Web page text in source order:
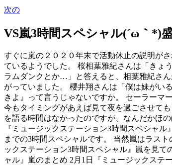
次の
VS嵐3時間スペシャル(´ω｀*)
すぐに嵐の２０２０年末で活動休止の説明が
ているようでした。 桜相葉雅紀さんは「きょ
ラムダンクとか…」と答えると、相葉雅紀さ
がっていました。 櫻井翔さんは「僕は妹がい
きよ』って言うじゃないですか。 セーラーマ
今もタイミングがあえば見て夜を過ごさせて
を語る時間はなかったのですが、なんだかほ
『ミュージックステーション3時間スペシャ
までの3時間スペシャルです。 当然嵐はラス
ックステーション3時間スペシャル』嵐を見
ャル』嵐のまとめ 2月1日『ミュージックステ